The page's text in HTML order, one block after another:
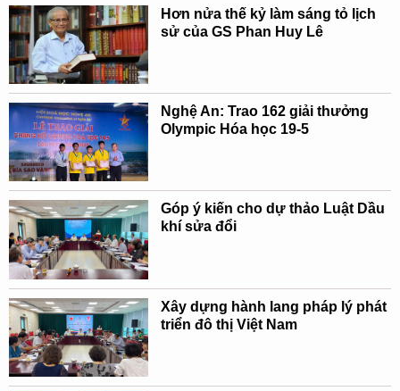
Hơn nửa thế kỷ làm sáng tỏ lịch
sử của GS Phan Huy Lê
Nghệ An: Trao 162 giải thưởng
Olympic Hóa học 19-5
Góp ý kiến cho dự thảo Luật Dầu
khí sửa đổi
Xây dựng hành lang pháp lý phát
triển đô thị Việt Nam